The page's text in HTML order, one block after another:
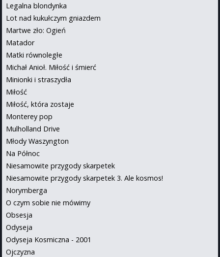
Legalna blondynka
Lot nad kukułczym gniazdem
Martwe zło: Ogień
Matador
Matki równoległe
Michał Anioł. Miłość i śmierć
Minionki i straszydła
Miłość
Miłość, która zostaje
Monterey pop
Mulholland Drive
Młody Waszyngton
Na Północ
Niesamowite przygody skarpetek
Niesamowite przygody skarpetek 3. Ale kosmos!
Norymberga
O czym sobie nie mówimy
Obsesja
Odyseja
Odyseja Kosmiczna - 2001
Ojczyzna